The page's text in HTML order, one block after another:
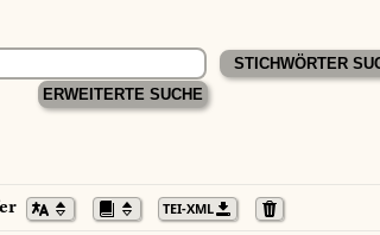
ERWEITERTE SUCHE
TEI-XML